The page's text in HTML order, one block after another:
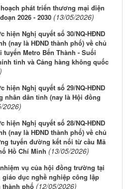
phát triển thương mại điện
2026 - 2030 (13/05/2026)
hiện Nghị quyết số 30/NQ-HĐND
(nay là HĐND thành phố) về chủ
Metro Bến Thành - Suối
tỉnh và Cảng hàng không quốc
hiện Nghị quyết số 29/NQ-HĐND
nhân dân tỉnh (nay là Hội đồng
2026)
hiện Nghị quyết số 28/NQ-HĐND
(nay là HĐND thành phố) về chủ
tuyến đường kết nối từ cầu Mã
Hồ Chí Minh (13/05/2026)
vụ của hội đồng trường tại
dục nghề nghiệp công lập
thành phố (12/05/2026)